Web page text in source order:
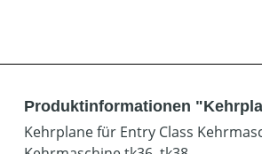
Produktinformationen
Kehrplane für Entry Class